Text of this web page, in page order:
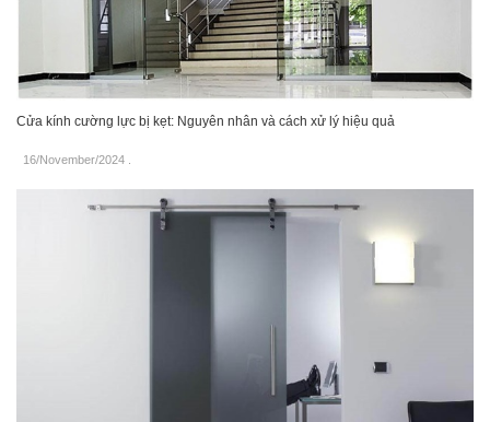
Cửa kính cường lực bị kẹt: Nguyên nhân và cách xử lý hiệu quả
16/November/2024